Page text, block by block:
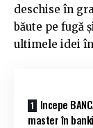
deschise în
băute pe fugă
ultimele idei
Incepe
master în